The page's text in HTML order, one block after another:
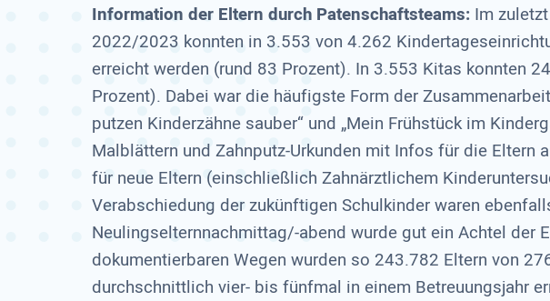
Information der Eltern durch Patenschaftsteams:Im zuletzt
2022/2023 konnten in 3.553 von 4.262
erreicht werden (rund 83 Prozent). In 3.553 Kitas konnten
Prozent). Dabei war die häufigste Form der
putzen Kinderzähne sauber“ und „Mein Frühstück im
Malblättern und Zahnputz-Urkunden mit Infos für die Eltern
für neue Eltern (einschließlich Zahnärztlichem
Verabschiedung der zukünftigen Schulkinder waren
Neulingselternnachmittag/-abend wurde gut ein Achtel der
dokumentierbaren Wegen wurden so 243.782 Eltern von
durchschnittlich vier- bis fünfmal in einem Betreuungsjahr